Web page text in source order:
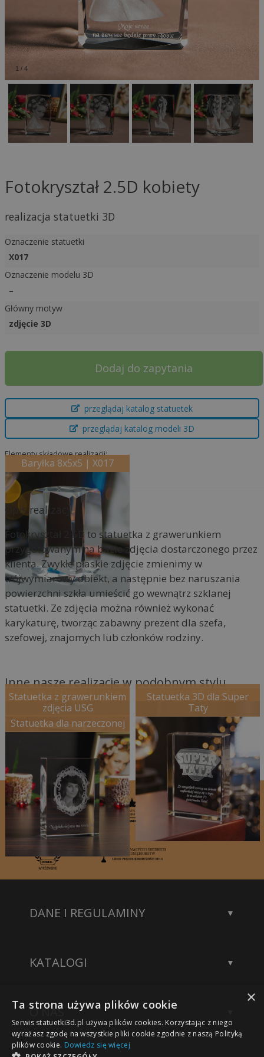
1 / 4
Fotokryształ 2.5D kobiety
realizacja statuetki 3D
Oznaczenie statuetki
X017
Oznaczenie modelu 3D
–
Główny motyw
zdjęcie 3D
Dodaj do zapytania
t
e
r
i
v
e
przeglądaj katalog statuetek
przeglądaj katalog modeli 3D
Elementy składowe realizacji:
Baryłka 8x5x5 | X017
Opis realizacji
Fotokryształ 2.5D to statuetka z grawerunkiem
przygotowanym na bazie zdjęcia dostarczonego przez
klienta. Zwykłe płaskie zdjęcie zmienimy w
trójwymiarowy obiekt, a następnie bez naruszania
powierzchni szkła umieścić go wewnątrz szklanej
statuetki. Ze zdjęcia można również wykonać
karykaturę, tworząc zabawny prezent dla szefa,
szefowej, znajomych lub członków rodziny.
Inne nasze realizacje w podobnym stylu
Zdjęcie 2.5D w statuetce Prezent dla szefa
Statuetka z grawerunkiem
zdjęcia USG
Statuetka 3D dla Super
Taty
Statuetka dla narzeczonej
DANE I REGULAMINY
Polityka prywatności
KATALOGI
Katalog akcesoriów
Katalog modeli 3D
O NAS
Wykonane projekty
Nasze sukcesy
×
Ta strona używa plików cookie
Serwis statuetki3d.pl używa plików cookies. Korzystając z niego
wyrażasz zgodę na wszystkie pliki cookie zgodnie z naszą Polityką
plików cookie. Dowiedz się więcej